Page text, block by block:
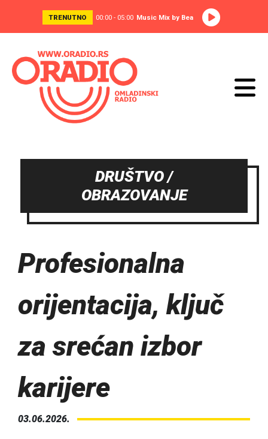
TRENUTNO 00:00 - 05:00 Music Mix by Bea
DRUŠTVO /
OBRAZOVANJE
Profesionalna
orijentacija, ključ
za srećan izbor
karijere
03.06.2026.